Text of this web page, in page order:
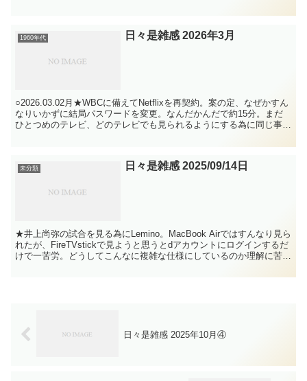
1960年代 日々是雑感 2026年3月
○2026.03.02月★WBCに備えてNetflixを再契約。案の定、なぜかすん
なりいかずに結局パスワードを変更。なんだかんだで約15分。まだ
ひとつめのテレビ、どのテレビでも見られるようにする為に同じ事を
未分類 日々是雑感 2025/09/14日
★井上尚弥の試合を見る為にLemino。MacBook Airではすんなり見ら
れたが、FireTVstickで見ようと思うとdアカウントにログインするだ
けで一苦労。どうしてこんなに複雑な仕様にしているのか理解に苦し
日々是雑感 2025年10月④